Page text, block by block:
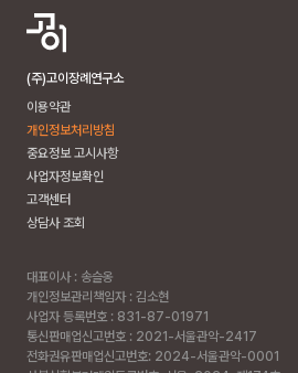
(주)고이장례연구소
이용약관
개인정보처리방침
중요정보 고시사항
사업자정보확인
고객센터
상담사 조회
대표이사 : 송슬옹
개인정보관리책임자 : 김소현
사업자 등록번호 : 831-87-01971
통신판매업신고번호 : 2021-서울관악-2417
전화권유판매업신고번호: 2024-서울관악-0001